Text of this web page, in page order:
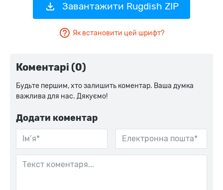
Завантажити Rugdish ZIP
Як встановити цей шрифт?
Коментарі (0)
Будьте першим, хто залишить коментар. Ваша думка
важлива для нас. Дякуємо!
Додати коментар